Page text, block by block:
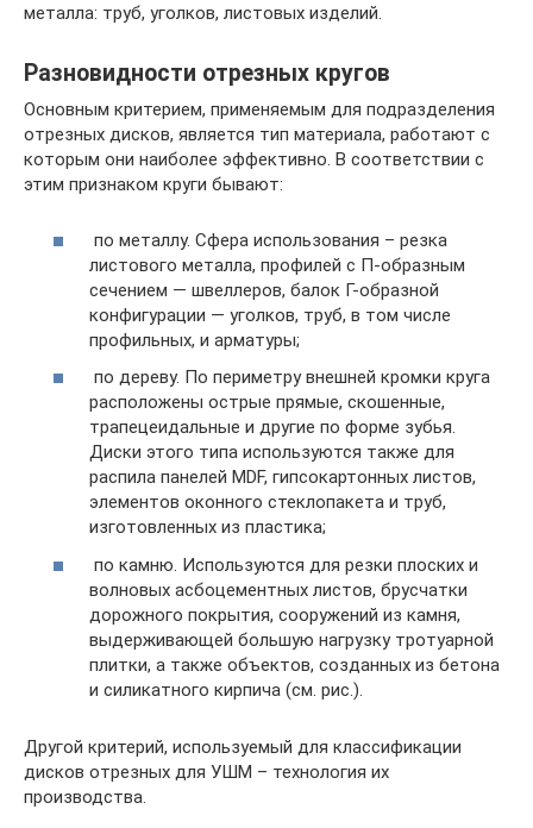
металла: труб, уголков, листовых изделий.
Разновидности отрезных кругов
Основным критерием, применяемым для подразделения
отрезных дисков, является тип материала, работают с
которым они наиболее эффективно. В соответствии с
этим признаком круги бывают:
по металлу. Сфера использования – резка
листового металла, профилей с П-образным
сечением — швеллеров, балок Г-образной
конфигурации — уголков, труб, в том числе
профильных, и арматуры;
по дереву. По периметру внешней кромки круга
расположены острые прямые, скошенные,
трапецеидальные и другие по форме зубья.
Диски этого типа используются также для
распила панелей МDF, гипсокартонных листов,
элементов оконного стеклопакета и труб,
изготовленных из пластика;
по камню. Используются для резки плоских и
волновых асбоцементных листов, брусчатки
дорожного покрытия, сооружений из камня,
выдерживающей большую нагрузку тротуарной
плитки, а также объектов, созданных из бетона
и силикатного кирпича (см. рис.).
Другой критерий, используемый для классификации
дисков отрезных для УШМ – технология их
производства.